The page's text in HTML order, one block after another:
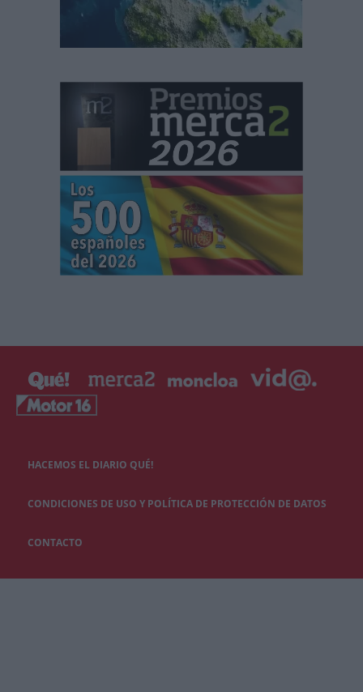
HACEMOS EL DIARIO QUÉ!
CONDICIONES DE USO Y POLÍTICA DE PROTECCIÓN DE DATOS
CONTACTO